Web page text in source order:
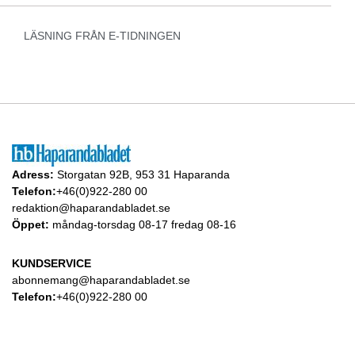
LÄSNING FRÅN E-TIDNINGEN
Adress: Storgatan 92B, 953 31 Haparanda
Telefon:+46(0)922-280 00
redaktion@haparandabladet.se
Öppet: måndag-torsdag 08-17 fredag 08-16
KUNDSERVICE
abonnemang@haparandabladet.se
Telefon:+46(0)922-280 00